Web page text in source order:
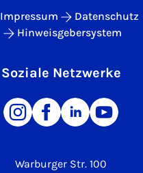
Warburger Str. 100
Impressum
Datenschutz
Hinweisgebersystem
Soziale Netzwerke